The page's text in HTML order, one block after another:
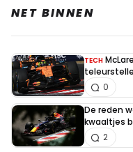
NET BINNEN
TECH
0
De reden
kwaaltjes
2